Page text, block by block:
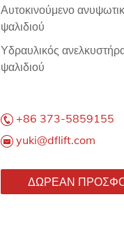
Αυτοκινούμενο
ψαλιδιού
Υδραυλικός
ψαλιδιού
+86 373-5859155
yuki@dflift.com
ΔΩΡΕΑΝ